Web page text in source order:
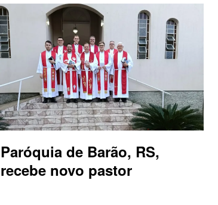
Paróquia de Barão, RS,
recebe novo pastor